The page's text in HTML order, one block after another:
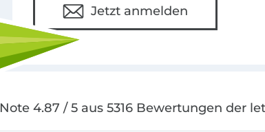
Jetzt anmelden
Note 4.87 / 5 aus 5316 Bewertungen der